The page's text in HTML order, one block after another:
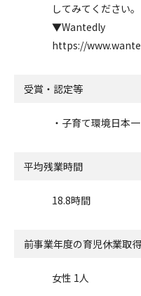
してみてください。
▼Wantedly
https://
受賞・認定等
・子育て環境日本
平均残業時間
18.8時間
前事業年度の育児休業取
女性 1人